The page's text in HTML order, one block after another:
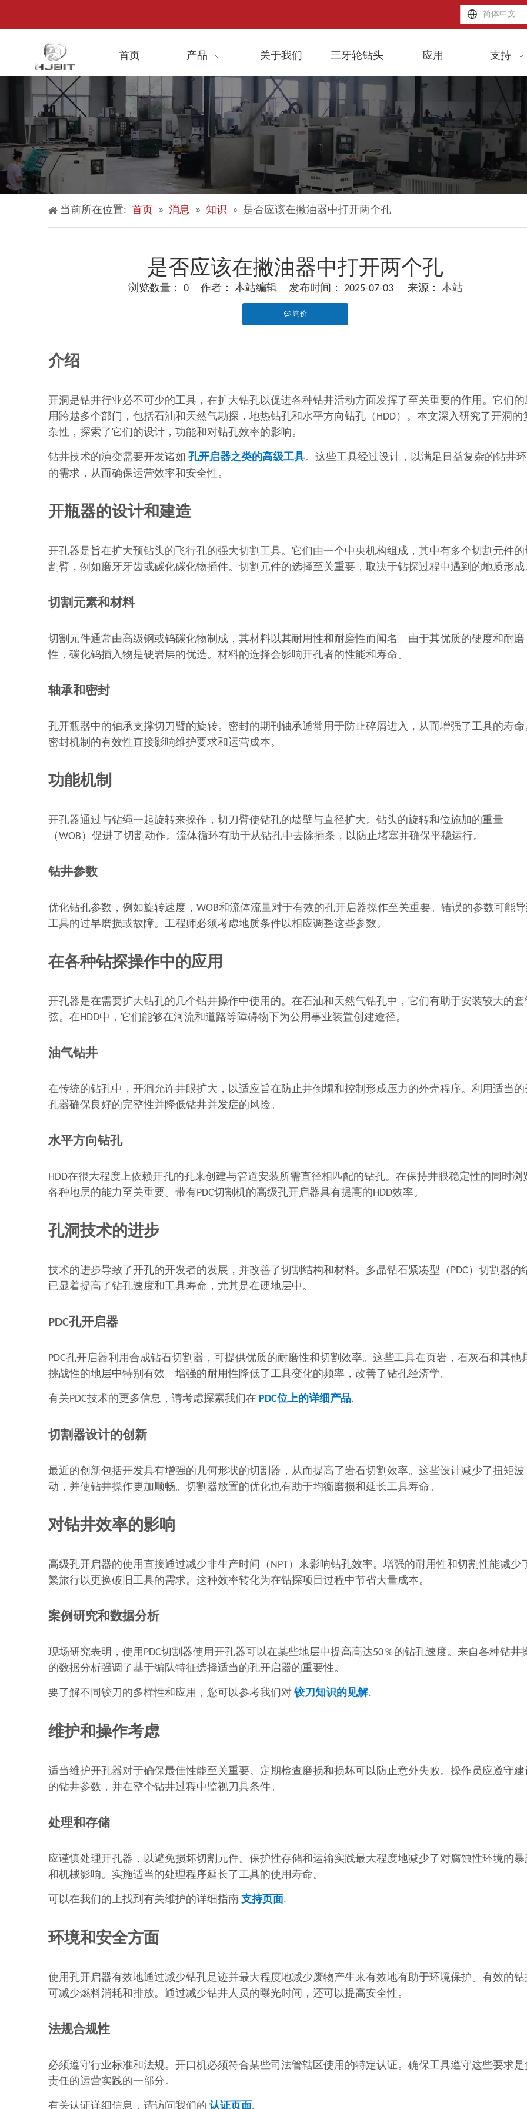
简体中文
首页 产品 关于我们 三牙轮钻头 应用 支持
当前所在位置: 首页 » 消息 » 知识 » 是否应该在撇油器中打开两个孔
是否应该在撇油器中打开两个孔
浏览数量： 0作者： 本站编辑 发布时间： 2025-07-03 来源： 本站
询价
介绍
开洞是钻井行业必不可少的工具，在扩大钻孔以促进各种钻井活动方面发挥了至关重要的作用。它们的
用跨越多个部门，包括石油和天然气勘探，地热钻孔和水平方向钻孔（HDD）。本文深入研究了开洞的
杂性，探索了它们的设计，功能和对钻孔效率的影响。
钻井技术的演变需要开发诸如 孔开启器之类的高级工具。这些工具经过设计，以满足日益复杂的钻井
的需求，从而确保运营效率和安全性。
开瓶器的设计和建造
开孔器是旨在扩大预钻头的飞行孔的强大切割工具。它们由一个中央机构组成，其中有多个切割元件的
割臂，例如磨牙牙齿或碳化碳化物插件。切割元件的选择至关重要，取决于钻探过程中遇到的地质形成
切割元素和材料
切割元件通常由高级钢或钨碳化物制成，其材料以其耐用性和耐磨性而闻名。由于其优质的硬度和耐磨
性，碳化钨插入物是硬岩层的优选。材料的选择会影响开孔者的性能和寿命。
轴承和密封
孔开瓶器中的轴承支撑切刀臂的旋转。密封的期刊轴承通常用于防止碎屑进入，从而增强了工具的寿命
密封机制的有效性直接影响维护要求和运营成本。
功能机制
开孔器通过与钻绳一起旋转来操作，切刀臂使钻孔的墙壁与直径扩大。钻头的旋转和位施加的重量
（WOB）促进了切割动作。流体循环有助于从钻孔中去除插条，以防止堵塞并确保平稳运行。
钻井参数
优化钻孔参数，例如旋转速度，WOB和流体流量对于有效的孔开启器操作至关重要。错误的参数可能
工具的过早磨损或故障。工程师必须考虑地质条件以相应调整这些参数。
在各种钻探操作中的应用
开孔器是在需要扩大钻孔的几个钻井操作中使用的。在石油和天然气钻孔中，它们有助于安装较大的套
弦。在HDD中，它们能够在河流和道路等障碍物下为公用事业装置创建途径。
油气钻井
在传统的钻孔中，开洞允许井眼扩大，以适应旨在防止井倒塌和控制形成压力的外壳程序。利用适当的
孔器确保良好的完整性并降低钻井并发症的风险。
水平方向钻孔
HDD在很大程度上依赖开孔的孔来创建与管道安装所需直径相匹配的钻孔。在保持井眼稳定性的同时浏
各种地层的能力至关重要。带有PDC切割机的高级孔开启器具有提高的HDD效率。
孔洞技术的进步
技术的进步导致了开孔的开发者的发展，并改善了切割结构和材料。多晶钻石紧凑型（PDC）切割器的
已显着提高了钻孔速度和工具寿命，尤其是在硬地层中。
PDC孔开启器
PDC孔开启器利用合成钻石切割器，可提供优质的耐磨性和切割效率。这些工具在页岩，石灰石和其他
挑战性的地层中特别有效。增强的耐用性降低了工具变化的频率，改善了钻孔经济学。
有关PDC技术的更多信息，请考虑探索我们在 PDC位上的详细产品.
切割器设计的创新
最近的创新包括开发具有增强的几何形状的切割器，从而提高了岩石切割效率。这些设计减少了扭矩波
动，并使钻井操作更加顺畅。切割器放置的优化也有助于均衡磨损和延长工具寿命。
对钻井效率的影响
高级孔开启器的使用直接通过减少非生产时间（NPT）来影响钻孔效率。增强的耐用性和切割性能减少
繁旅行以更换破旧工具的需求。这种效率转化为在钻探项目过程中节省大量成本。
案例研究和数据分析
现场研究表明，使用PDC切割器使用开孔器可以在某些地层中提高高达50％的钻孔速度。来自各种钻井
的数据分析强调了基于编队特征选择适当的孔开启器的重要性。
要了解不同铰刀的多样性和应用，您可以参考我们对铰刀知识的见解.
维护和操作考虑
适当维护开孔器对于确保最佳性能至关重要。定期检查磨损和损坏可以防止意外失败。操作员应遵守建
的钻井参数，并在整个钻井过程中监视刀具条件。
处理和存储
应谨慎处理开孔器，以避免损坏切割元件。保护性存储和运输实践最大程度地减少了对腐蚀性环境的暴
和机械影响。实施适当的处理程序延长了工具的使用寿命。
可以在我们的上找到有关维护的详细指南 支持页面.
环境和安全方面
使用孔开启器有效地通过减少钻孔足迹并最大程度地减少废物产生来有效地有助于环境保护。有效的钻
可减少燃料消耗和排放。通过减少钻井人员的曝光时间，还可以提高安全性。
法规合规性
必须遵守行业标准和法规。开口机必须符合某些司法管辖区使用的特定认证。确保工具遵守这些要求是
责任的运营实践的一部分。
有关认证详细信息，请访问我们的 认证页面.